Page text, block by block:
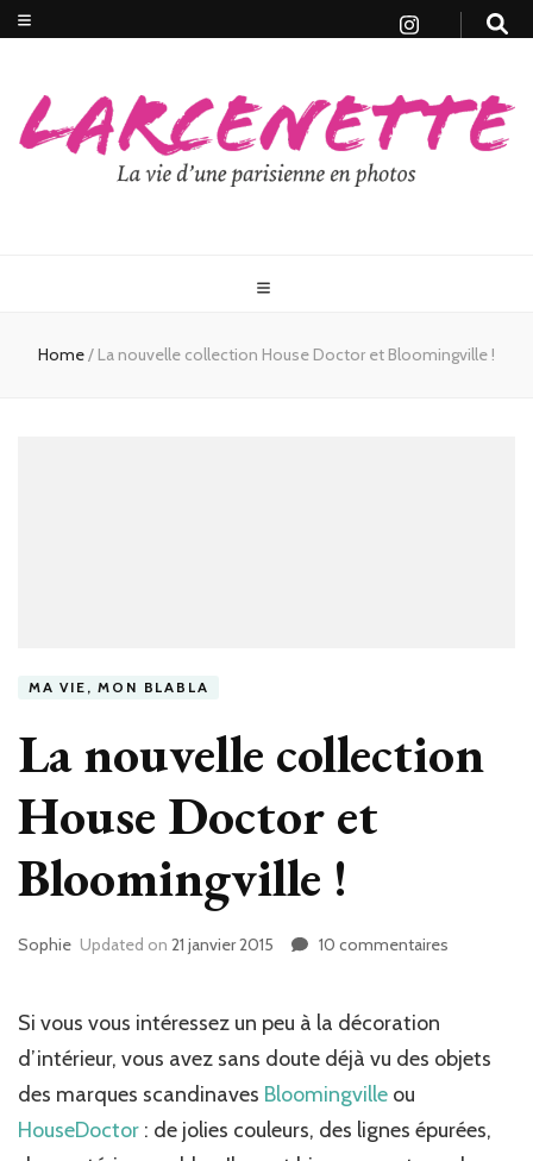
Home/ La nouvelle collection House Doctor et Bloomingville !
MA VIE, MON BLABLA
La nouvelle collection
House Doctor et
Bloomingville !
Sophie Updated on 21 janvier 2015 10 commentaires
House
Doctor
!
Si vous vous intéressez un peu à la décoration
d’intérieur, vous avez sans doute déjà vu des objets
des marques scandinaves Bloomingville ou
HouseDoctor : de jolies couleurs, des lignes épurées,